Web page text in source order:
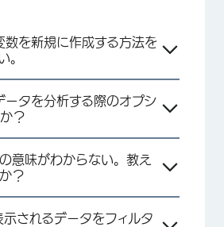
を新規に作成する方法を
。
タを分析する際のオプシ
？
意味がわからない。教え
？
されるデータをフィルタ